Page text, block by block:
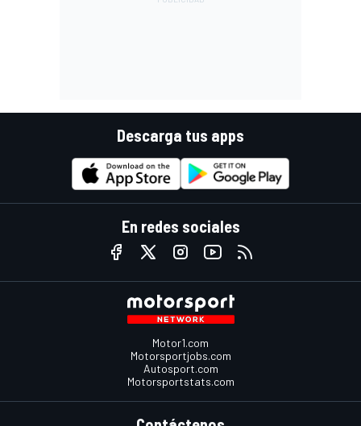
Descarga tus apps
En redes sociales
Motor1.com
Motorsportjobs.com
Autosport.com
Motorsportstats.com